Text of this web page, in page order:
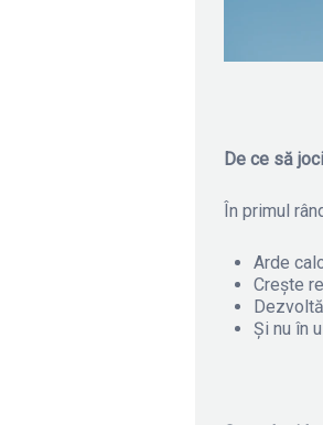
De ce să
În primul
Arde
Crește
Și nu în